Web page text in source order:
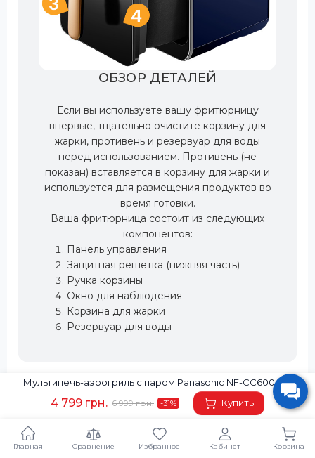
ОБЗОР ДЕТАЛЕЙ
Если вы используете вашу фритюрницу
впервые, тщательно очистите корзину для
жарки, противень и резервуар для воды
перед использованием. Противень (не
показан) вставляется в корзину для жарки и
используется для размещения продуктов во
время готовки.
Ваша фритюрница состоит из следующих
компонентов:
Панель управления
Защитная решётка (нижняя часть)
Ручка корзины
Окно для наблюдения
Корзина для жарки
Резервуар для воды
Мультипечь-аэрогриль с паром Panasonic NF-CC600ATS
4 799 грн. 6 999 грн. -31% Купить
Главная Сравнение Избранное Кабинет Корзина